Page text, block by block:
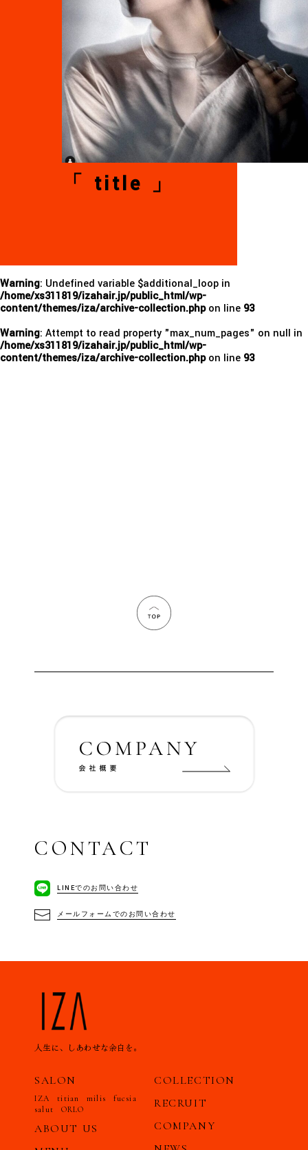
「 title 」
Warning: Undefined variable $additional_loop in
/home/xs311819/izahair.jp/public_html/wp-
content/themes/iza/archive-collection.phpon line 93
Warning: Attempt to read property "max_num_pages" on null in
/home/xs311819/izahair.jp/public_html/wp-
content/themes/iza/archive-collection.phpon line 93
CONTACT
LINEでのお問い合わせ
メールフォームでのお問い合わせ
人生に、 しあわせな余白を。
SALON
IZA titian milis
fucsia
salut
ORLO
ABOUT US
COLLECTION
RECRUIT
COMPANY